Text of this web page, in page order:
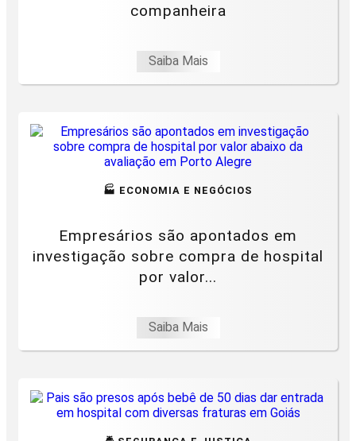
companheira
Saiba Mais
🏭 ECONOMIA E NEGÓCIOS
Empresários são apontados em
investigação sobre compra de hospital
por valor...
Saiba Mais